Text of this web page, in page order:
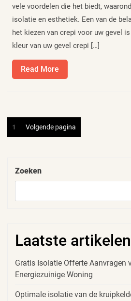
vele voordelen die het biedt,
isolatie en esthetiek. Een van de
het kiezen van crepi voor uw gevel
kleur van uw gevel crepi […]
Read More
More
Berichten
Pagina
1 Volgende pagina
Zoeken
Laatste artikelen
Gratis Isolatie Offerte Aanvragen
Energiezuinige Woning
Optimale isolatie van de